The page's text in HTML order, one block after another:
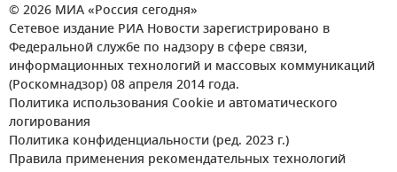
© 2026 МИА «Россия сегодня»
Сетевое издание РИА Новости зарегистрировано в
Федеральной службе по надзору в сфере связи,
информационных технологий и массовых коммуникаций
(Роскомнадзор) 08 апреля 2014 года.
Политика использования Cookie и автоматического
логирования
Политика конфиденциальности (ред. 2023 г.)
Правила применения рекомендательных технологий